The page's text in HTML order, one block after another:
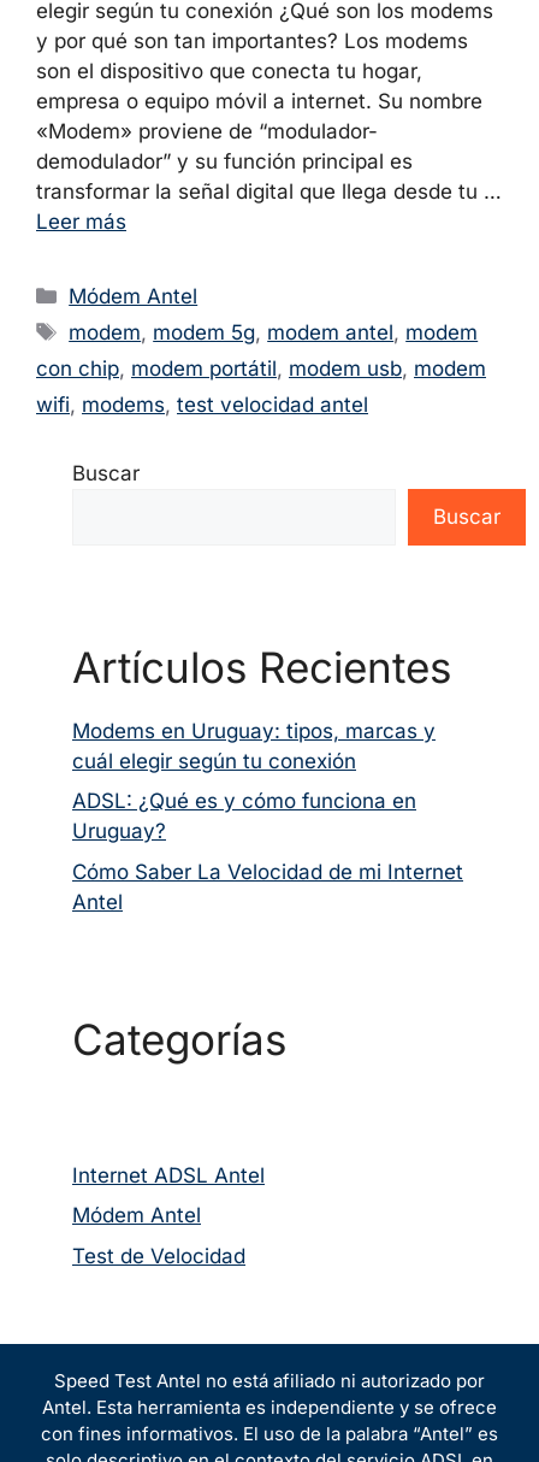
elegir según tu conexión ¿Qué son los modems
y por qué son tan importantes? Los modems
son el dispositivo que conecta tu hogar,
empresa o equipo móvil a internet. Su nombre
«Modem» proviene de “modulador-
demodulador” y su función principal es
transformar la señal digital que llega desde tu …
Leer más
Categorías
Módem Antel
Etiquetas
modem, modem 5g, modem antel, modem
con chip, modem portátil, modem usb, modem
wifi, modems, test velocidad antel
Buscar
Buscar
Artículos Recientes
Modems en Uruguay: tipos, marcas y
cuál elegir según tu conexión
ADSL: ¿Qué es y cómo funciona en
Uruguay?
Cómo Saber La Velocidad de mi Internet
Antel
Categorías
Internet ADSL Antel
Módem Antel
Test de Velocidad
Speed Test Antel no está afiliado ni autorizado por
Antel. Esta herramienta es independiente y se ofrece
con fines informativos. El uso de la palabra “Antel” es